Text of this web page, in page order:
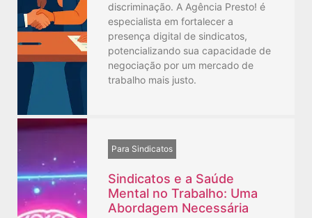
discriminação. A Agência Presto! é
especialista em fortalecer a
presença digital de sindicatos,
potencializando sua capacidade de
negociação por um mercado de
trabalho mais justo.
Para Sindicatos
Sindicatos e a Saúde
Mental no Trabalho: Uma
Abordagem Necessária